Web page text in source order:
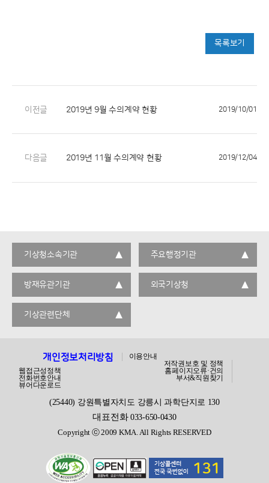
목록보기
이전글 2019년 9월 수의계약 현황 2019/10/01
다음글 2019년 11월 수의계약 현황 2019/12/04
기상청소속기관 주요행정기관
방재유관기관 외국기상청
기상관련단체
개인정보처리방침
이용안내
저작권보호 및 정책
웹접근성정책
홈페이지오류·건의
전화번호안내
부서&직원찾기
뷰어다운로드
(25440) 강원특별자치도 강릉시 과학단지로 130
대표전화033-650-0430
Copyright ⓒ 2009 KMA. All Rights RESERVED